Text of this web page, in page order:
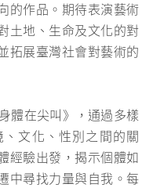
的作品。期待表演藝術
土地、生命及文化的對
拓展臺灣社會對藝術的
體在尖叫》，通過多樣
文化、性別之間的關
經驗出發，揭示個體如
中尋找力量與自我。每